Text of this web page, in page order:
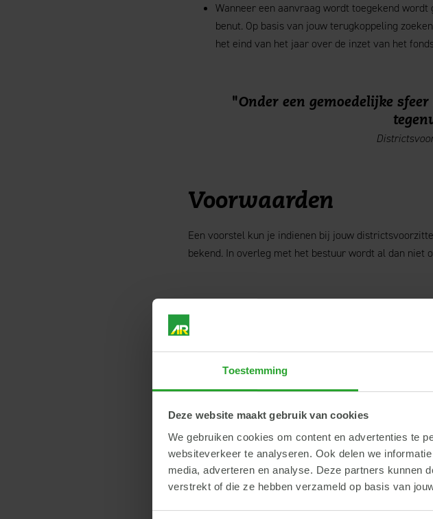
Toestemming
Deze website maakt gebruik van cookies
We gebruiken cookies om content en advertenties te
websiteverkeer te analyseren. Ook delen we
media, adverteren en analyse. Deze partners kunnen
verstrekt of die ze hebben verzameld op basis van
Wanneer een aanvraag wordt toegekend
benut. Op basis van jouw terugkoppeling
het eind van het jaar over de inzet van het
Onder een gemoedelijke
Voorwaarden
Een voorstel kun je indienen bij jouw
bekend. In overleg met het bestuur wordt al dan niet
Heb je ook een goed
Neem dan contact op met de voorzitter van jouw
formulier in.
Overzicht
District Naam
Noord Wim van